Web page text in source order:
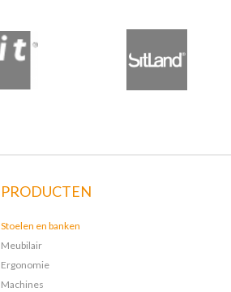
PRODUCTEN
Stoelen en banken
Meubilair
Ergonomie
Machines